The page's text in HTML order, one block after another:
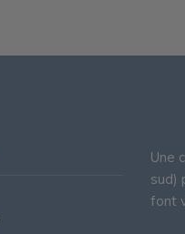
Une
sud)
font